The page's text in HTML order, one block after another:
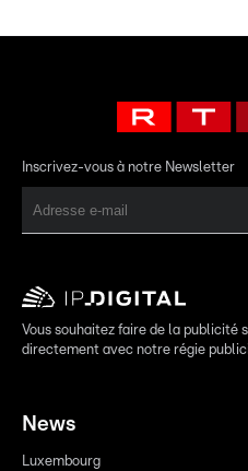
Inscrivez-vous à notre Newsletter
Vous souhaitez faire de la publicité
directement avec notre régie
News
Luxembourg